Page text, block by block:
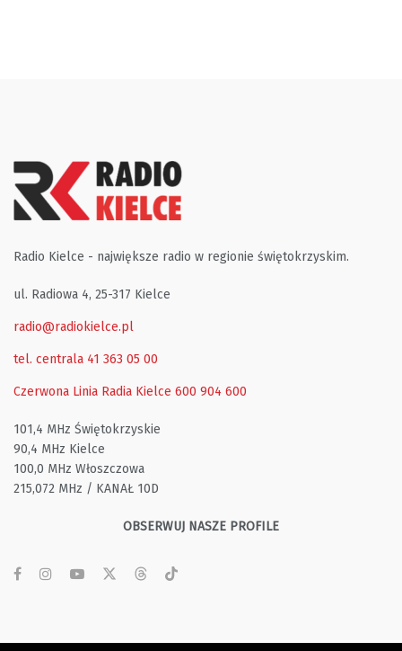
Radio Kielce - największe radio w regionie świętokrzyskim.
ul. Radiowa 4, 25-317 Kielce
radio@radiokielce.pl
tel. centrala 41 363 05 00
Czerwona Linia Radia Kielce 600 904 600
101,4 MHz Świętokrzyskie
90,4 MHz Kielce
100,0 MHz Włoszczowa
215,072 MHz / KANAŁ 10D
OBSERWUJ NASZE PROFILE